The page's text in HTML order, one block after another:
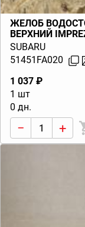
ЖЕЛОБ
ВЕРХНИЙ
SUBARU
51451FA020
1 037 ₽
1 шт
0 дн.
− +